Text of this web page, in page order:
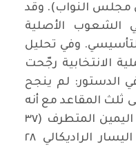
هم يمثلون ٢٪ من مجلس النواب). وقد
الشعوب الأصلية
وفي تحليل
الانتخابية رجّحت
الدستور: لم ينجح
ثلث المقاعد مع أنه
ترشح على لائحة موحدة مع اليمين المتطرف (٣٧
مقعدا)، فيما حصد ائتلاف اليسار الراديكالي ٢٨